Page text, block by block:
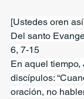
[Ustedes oren
Del santo
6, 7-15
En aquel
discípulos:
oración, no